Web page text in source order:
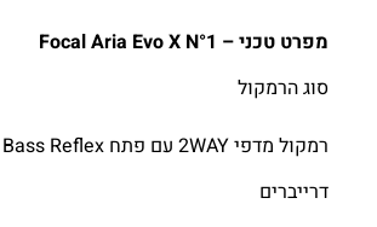
מפרט טכני – Focal Aria Evo X N°1
סוג הרמקול
רמקול מדפי 2WAY עם פתח Bass Reflex
דרייברים